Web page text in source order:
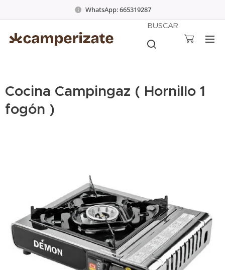
WhatsApp: 665319287
BUSCAR
Cocina Campingaz ( Hornillo 1
fogón )